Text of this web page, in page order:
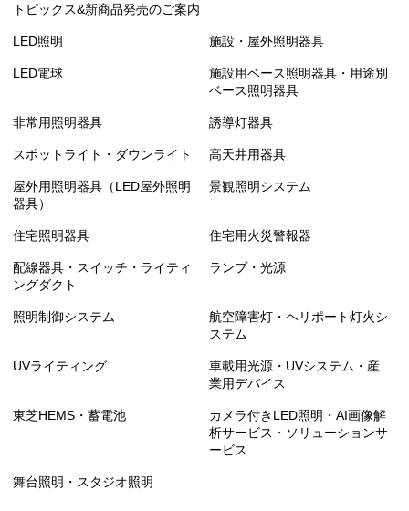
トピックス&新商品発売のご案内
LED照明 施設・屋外照明器具
LED電球
施設用ベース照明器具・用途別
ベース照明器具
非常用照明器具 誘導灯器具
スポットライト・ダウンライト 高天井用器具
屋外用照明器具（LED屋外照明
器具）
景観照明システム
住宅照明器具 住宅用火災警報器
配線器具・スイッチ・ライティ
ングダクト
ランプ・光源
照明制御システム
航空障害灯・ヘリポート灯火シ
ステム
UVライティング
車載用光源・UVシステム・産
業用デバイス
東芝HEMS・蓄電池
カメラ付きLED照明・AI画像解
析サービス・ソリューションサ
ービス
舞台照明・スタジオ照明